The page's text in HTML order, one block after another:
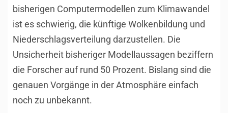
bisherigen Computermodellen zum Klimawandel
ist es schwierig, die künftige Wolkenbildung und
Niederschlagsverteilung darzustellen. Die
Unsicherheit bisheriger Modellaussagen beziffern
die Forscher auf rund 50 Prozent. Bislang sind die
genauen Vorgänge in der Atmosphäre einfach
noch zu unbekannt.